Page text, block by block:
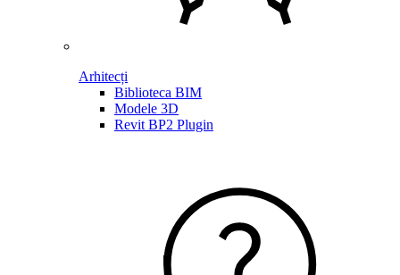
Arhitecți
Biblioteca BIM
Modele 3D
Revit BP2 Plugin